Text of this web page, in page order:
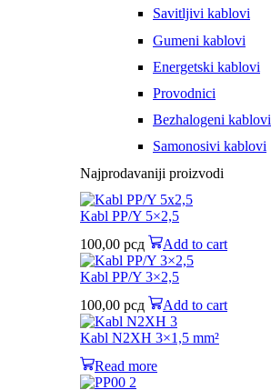
Savitljivi kablovi
Gumeni kablovi
Energetski kablovi
Provodnici
Bezhalogeni kablovi
Samonosivi kablovi
Najprodavaniji proizvodi
Kabl PP/Y 5×2,5
100,00 рсд Add to cart
Kabl PP/Y 3×2,5
100,00 рсд Add to cart
Kabl N2XH 3×1,5 mm²
Read more